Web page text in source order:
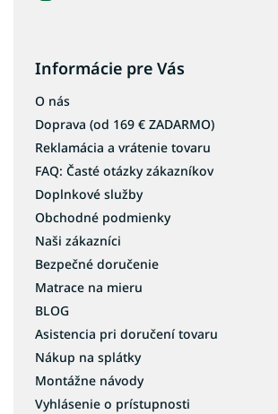
Poschodové postele 90x190
Informácie pre Vás
O nás
Doprava (od 169 € ZADARMO)
Reklamácia a vrátenie tovaru
FAQ: Časté otázky zákazníkov
Doplnkové služby
Obchodné podmienky
Naši zákazníci
Bezpečné doručenie
Matrace na mieru
BLOG
Asistencia pri doručení tovaru
Nákup na splátky
Montážne návody
Vyhlásenie o prístupnosti